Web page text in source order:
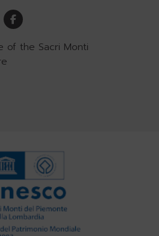
of the Sacri Monti